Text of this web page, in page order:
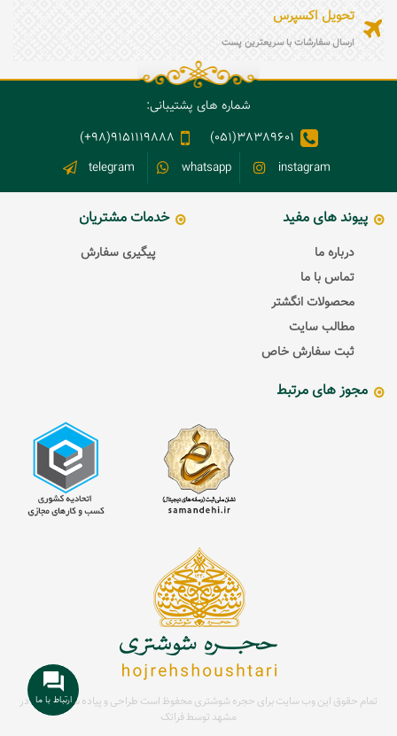
تحویل اکسپرس
ارسال سفارشات با سریعترین پست
شماره های پشتیبانی:
38389601(051)
9151119888(98+)
instagram
whatsapp
telegram
پیوند های مفید
درباره ما
تماس با ما
محصولات انگشتر
مطالب سایت
ثبت سفارش خاص
خدمات مشتریان
پیگیری سفارش
ارتباط با ما
مجوز های مرتبط
تمام حقوق این وب سایت برای حجره شوشتری محفوظ است طراحی و پیاده سازی سایت در
مشهد توسطفراتک